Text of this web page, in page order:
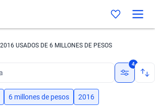
USADOS DE 6 MILLONES DE PESOS
4
6 millones de pesos 2016